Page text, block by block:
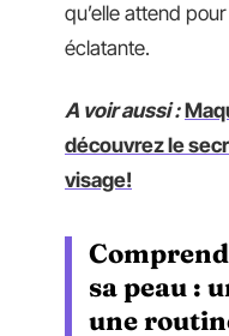
qu’elle attend
éclatante.
A voir aussi :
découvrez le
visage!
sa peau :
une